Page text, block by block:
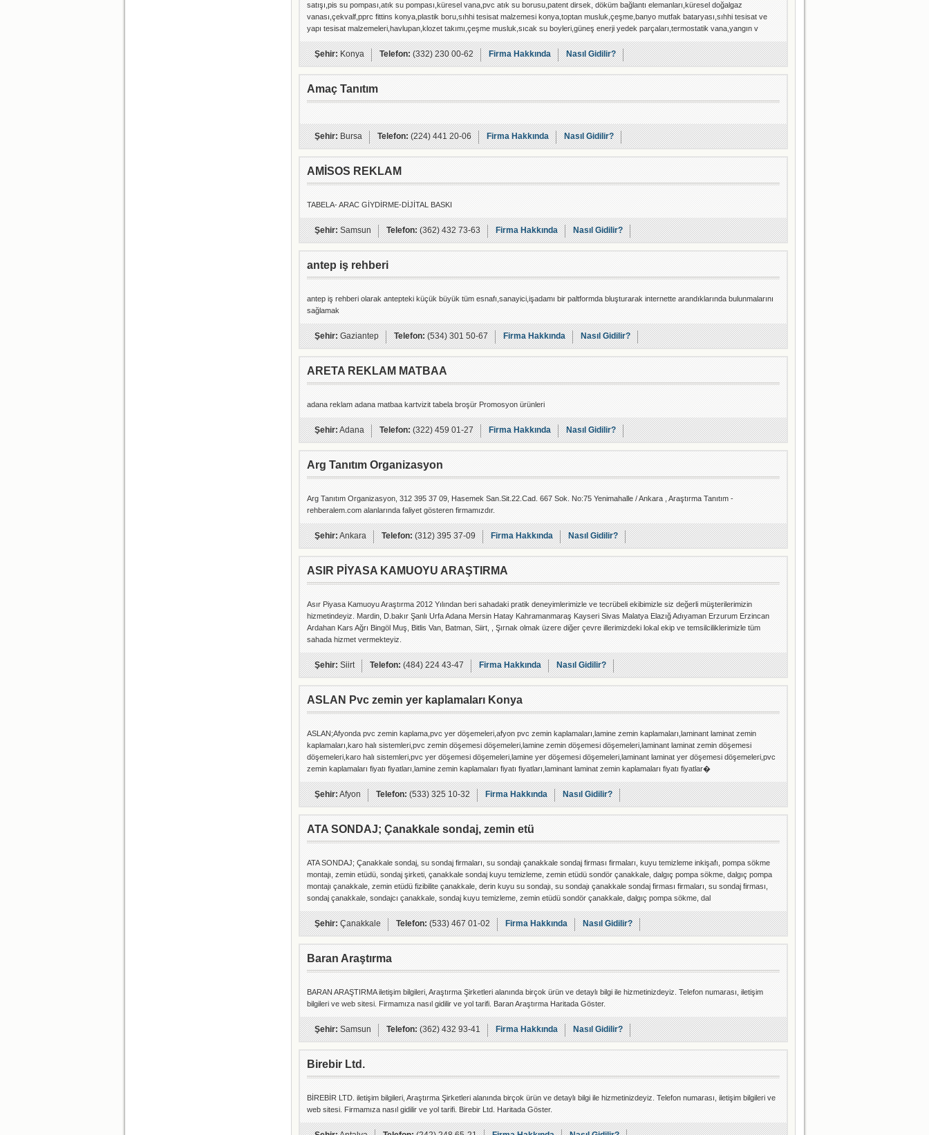
satışı,pis su pompası,atık su pompası,küresel vana,pvc atık su borusu,patent dirsek, döküm bağlantı elemanları,küresel doğalgaz
vanası,çekvalf,pprc fittins konya,plastik boru,sıhhi tesisat malzemesi konya,toptan musluk,çeşme,banyo mutfak bataryası,sıhhi tesisat ve
yapı tesisat malzemeleri,havlupan,klozet takımı,çeşme musluk,sıcak su boyleri,güneş enerji yedek parçaları,termostatik vana,yangın v
Şehir:Konya Telefon:(332) 230 00-62 Firma Hakkında Nasıl Gidilir?
Amaç Tanıtım
Şehir:Bursa Telefon:(224) 441 20-06 Firma Hakkında Nasıl Gidilir?
AMİSOS REKLAM
TABELA- ARAC GİYDİRME-DİJİTAL BASKI
Şehir:Samsun Telefon:(362) 432 73-63 Firma Hakkında Nasıl Gidilir?
antep iş rehberi
antep iş rehberi olarak antepteki küçük büyük tüm esnafı,sanayici,işadamı bir paltformda bluşturarak internette arandıklarında bulunmalarını
sağlamak
Şehir:Gaziantep Telefon:(534) 301 50-67 Firma Hakkında Nasıl Gidilir?
ARETA REKLAM MATBAA
adana reklam adana matbaa kartvizit tabela broşür Promosyon ürünleri
Şehir:Adana Telefon:(322) 459 01-27 Firma Hakkında Nasıl Gidilir?
Arg Tanıtım Organizasyon
Arg Tanıtım Organizasyon, 312 395 37 09, Hasemek San.Sit.22.Cad. 667 Sok. No:75 Yenimahalle / Ankara , Araştırma Tanıtım -
rehberalem.com alanlarında faliyet gösteren firmamızdır.
Şehir:Ankara Telefon:(312) 395 37-09 Firma Hakkında Nasıl Gidilir?
ASIR PİYASA KAMUOYU ARAŞTIRMA
Asır Piyasa Kamuoyu Araştırma 2012 Yılından beri sahadaki pratik deneyimlerimizle ve tecrübeli ekibimizle siz değerli müşterilerimizin
hizmetindeyiz. Mardin, D.bakır Şanlı Urfa Adana Mersin Hatay Kahramanmaraş Kayseri Sivas Malatya Elazığ Adıyaman Erzurum Erzincan
Ardahan Kars Ağrı Bingöl Muş, Bitlis Van, Batman, Siirt, , Şırnak olmak üzere diğer çevre illerimizdeki lokal ekip ve temsilciliklerimizle tüm
sahada hizmet vermekteyiz.
Şehir:Siirt Telefon:(484) 224 43-47 Firma Hakkında Nasıl Gidilir?
ASLAN Pvc zemin yer kaplamaları Konya
ASLAN;Afyonda pvc zemin kaplama,pvc yer döşemeleri,afyon pvc zemin kaplamaları,lamine zemin kaplamaları,laminant laminat zemin
kaplamaları,karo halı sistemleri,pvc zemin döşemesi döşemeleri,lamine zemin döşemesi döşemeleri,laminant laminat zemin döşemesi
döşemeleri,karo halı sistemleri,pvc yer döşemesi döşemeleri,lamine yer döşemesi döşemeleri,laminant laminat yer döşemesi döşemeleri,pvc
zemin kaplamaları fiyatı fiyatları,lamine zemin kaplamaları fiyatı fiyatları,laminant laminat zemin kaplamaları fiyatı fiyatlar�
Şehir:Afyon Telefon:(533) 325 10-32 Firma Hakkında Nasıl Gidilir?
ATA SONDAJ; Çanakkale sondaj, zemin etü
ATA SONDAJ; Çanakkale sondaj, su sondaj firmaları, su sondajı çanakkale sondaj firması firmaları, kuyu temizleme inkişafı, pompa sökme
montajı, zemin etüdü, sondaj şirketi, çanakkale sondaj kuyu temizleme, zemin etüdü sondör çanakkale, dalgıç pompa sökme, dalgıç pompa
montajı çanakkale, zemin etüdü fizibilite çanakkale, derin kuyu su sondajı, su sondajı çanakkale sondaj firması firmaları, su sondaj firması,
sondaj çanakkale, sondajcı çanakkale, sondaj kuyu temizleme, zemin etüdü sondör çanakkale, dalgıç pompa sökme, dal
Şehir:Çanakkale Telefon:(533) 467 01-02 Firma Hakkında Nasıl Gidilir?
Baran Araştırma
BARAN ARAŞTIRMA iletişim bilgileri, Araştırma Şirketleri alanında birçok ürün ve detaylı bilgi ile hizmetinizdeyiz. Telefon numarası, iletişim
bilgileri ve web sitesi. Firmamıza nasıl gidilir ve yol tarifi. Baran Araştırma Haritada Göster.
Şehir:Samsun Telefon:(362) 432 93-41 Firma Hakkında Nasıl Gidilir?
Birebir Ltd.
BİREBİR LTD. iletişim bilgileri, Araştırma Şirketleri alanında birçok ürün ve detaylı bilgi ile hizmetinizdeyiz. Telefon numarası, iletişim bilgileri ve
web sitesi. Firmamıza nasıl gidilir ve yol tarifi. Birebir Ltd. Haritada Göster.